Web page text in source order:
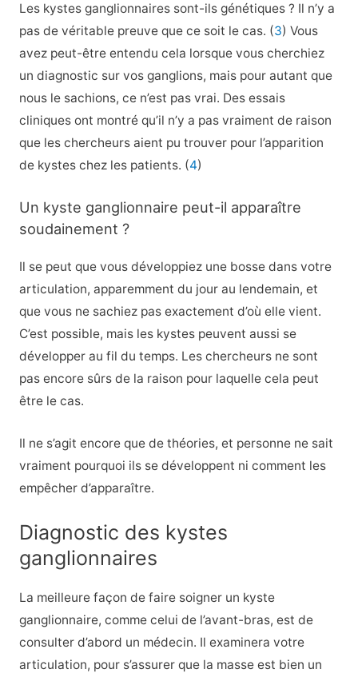
Les kystes ganglionnaires sont-ils génétiques ? Il n’y a
pas de véritable preuve que ce soit le cas. (3) Vous
avez peut-être entendu cela lorsque vous cherchiez
un diagnostic sur vos ganglions, mais pour autant que
nous le sachions, ce n’est pas vrai. Des essais
cliniques ont montré qu’il n’y a pas vraiment de raison
que les chercheurs aient pu trouver pour l’apparition
de kystes chez les patients. (4)
Un kyste ganglionnaire peut-il apparaître
soudainement ?
Il se peut que vous développiez une bosse dans votre
articulation, apparemment du jour au lendemain, et
que vous ne sachiez pas exactement d’où elle vient.
C’est possible, mais les kystes peuvent aussi se
développer au fil du temps. Les chercheurs ne sont
pas encore sûrs de la raison pour laquelle cela peut
être le cas.
Il ne s’agit encore que de théories, et personne ne sait
vraiment pourquoi ils se développent ni comment les
empêcher d’apparaître.
Diagnostic des kystes
ganglionnaires
La meilleure façon de faire soigner un kyste
ganglionnaire, comme celui de l’avant-bras, est de
consulter d’abord un médecin. Il examinera votre
articulation, pour s’assurer que la masse est bien un